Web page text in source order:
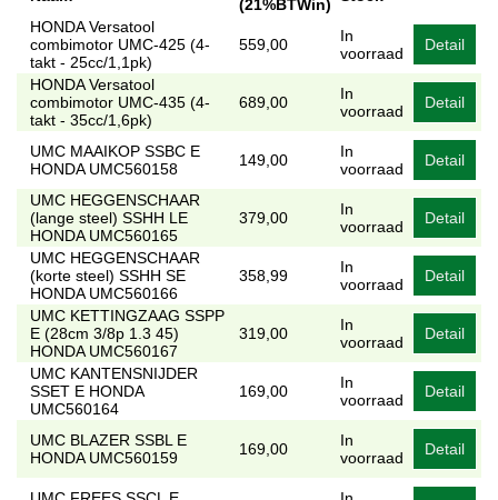
(21%BTWin)
HONDA Versatool
combimotor UMC-425 (4-
takt - 25cc/1,1pk)
559,00
In
voorraad
Detail
HONDA Versatool
combimotor UMC-435 (4-
takt - 35cc/1,6pk)
689,00
In
voorraad
Detail
UMC MAAIKOP SSBC E
HONDA UMC560158
149,00
In
voorraad
Detail
UMC HEGGENSCHAAR
(lange steel) SSHH LE
HONDA UMC560165
379,00
In
voorraad
Detail
UMC HEGGENSCHAAR
(korte steel) SSHH SE
HONDA UMC560166
358,99
In
voorraad
Detail
UMC KETTINGZAAG SSPP
E (28cm 3/8p 1.3 45)
HONDA UMC560167
319,00
In
voorraad
Detail
UMC KANTENSNIJDER
SSET E HONDA
UMC560164
169,00
In
voorraad
Detail
UMC BLAZER SSBL E
HONDA UMC560159
169,00
In
voorraad
Detail